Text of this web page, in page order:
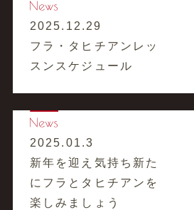
2025.12.29
フラ・タヒチアンレッ
スンスケジュール
2025.01.3
新年を迎え気持ち新た
にフラとタヒチアンを
楽しみましょう